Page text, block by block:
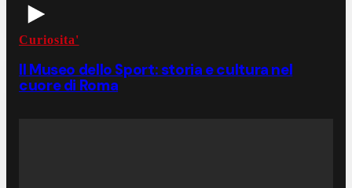
Curiosita'
Il Museo dello Sport: storia e cultura nel
cuore di Roma